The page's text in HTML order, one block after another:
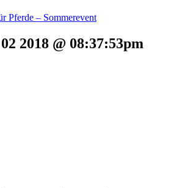
Pferde – Sommerevent
2018 @ 08:37:53pm